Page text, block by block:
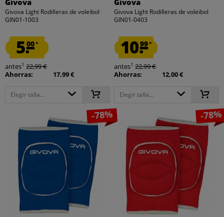
Givova Light Rodilleras de voleibol
GIN01-1003
5.00*
antes1 22,99 €
Ahorras:
17,99 €
Elegir talla...
Givova Light Rodilleras de voleibol
GIN01-0403
10.99*
antes1 22,99 €
Ahorras:
12,00 €
Elegir talla...
-78% -78%